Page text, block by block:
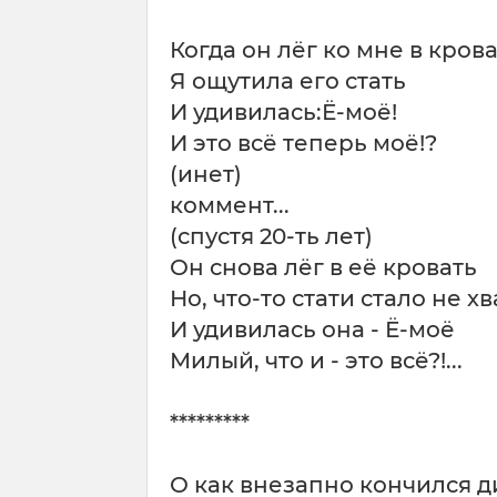
Когда он лёг ко мне в
Я ощутила его стать
И удивилась:Ё-моё!
И это всё теперь моё!?
(инет)
коммент...
(спустя 20-ть лет)
Он снова лёг в её кровать
Но, что-то стати стало не
И удивилась она - Ё-моё
Милый, что и - это всё?!...
*********
О как внезапно кончился